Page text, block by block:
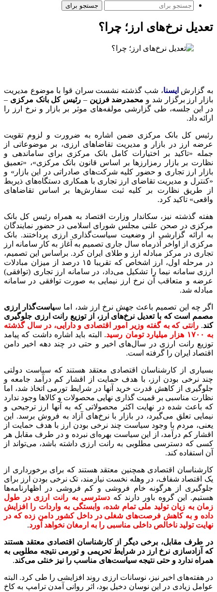
جستجو برای
تعدیل نرخ‌های ارز؛ چرا؟
به گزارش ایسنا، شب گذشته نشست سران قوا با موضوع مدیریت
بازار ارز برگزار شد و محمدرضد فرزین – رئیس کل بانک مرکزی –
در این جلسه، طی گزارشی مولفه‌های موثر بر بازار و نرخ ارز را
ارائه داد.
رئیس کل بانک مرکزی ضمن اشاره به ضرورت و لزوم تقویت
عرضه ارز در بازار و مدیریت تقاضاهای ارزی، بر موضوعاتی از
جمله «تاکید بر اختیارات کامل بانک مرکزی برای ساماندهی و
نظارت بر بازار رمزارزها بر اساس قانون بانک مرکزی»، «تعمیق
بازار ارز تجاری و حضور کلیه شرکت‌های صادراتی در این بازار» و
«کنترل و مدیریت تقاضای ارز تجاری با همکاری دستگاه‌های ذیربط
از طریق نظارت بر کلیه ثبت سفارش‌ها بر اساس تقاضاهای
واقعی» تاکید کرد.
هفته گذشته نیز، سکاندار وزارت اقتصاد به همراه رئیس کل بانک
مرکزی در صحن علنی مجلس شورای اسلامی در حضور نمایندگان
به ارائه گزارشی از وضعیت سیاست‌گذاری ارزی پرداختند. بانک
مرکزی از اواخر آذرماه سال جاری تصمیم به آغاز به کار سامانه ارز
تجاری در مرکز مبادله ارز و طلای ایران کرد. براساس این تصمیم،
در مرحله اول، ارز اشخاص که تقریبا ۱۵ درصد از میزان مبادلات
ارزی سامانه نیما را تشکیل می‌داد، در سامانه ارز تجاری (توافقی)
عرضه و متعاقب آن نرخ ارز نیمایی به صورت توافقی در سامانه
مبادله شد.
اگر چه این تصمیم باعث جهش نرخ ارز شد، اما سیاست‌گذار ارزی
مصمم است که با تعدیل نرخ‌های ارز، از توزیع رانت ارزی جلوگیری
کند. رانتی که به گفته وزیر امور اقتصادی و دارایی، در سال گذشته
به ۱۷۰۰ هزار میلیارد تومان رسید
. البته باید اشاره داشت که پیامد
توزیع رانت ارزی در سال‌های اخیر و حتی در چند دهه اخیر دامن
اقتصاد ایران را گرفته است.
بسیاری از کارشناسان اقتصادی معتقد هستند که سیاست دولتی
چند نرخی بودن ارز، با هدف حمایت از اقشار کم درآمد جامعه و
جلوگیری از کاهش قدرت خرید آنها در شرایط تورمی اتخاذ شد، اما
نظارت مناسبی بر قمیت گذاری نهایی محصولات و کالاها وجود ندارد
که باعث شده در نهایت اکثر محصولاتی که به آنها ارز ترجیحی و
نیمایی تعلق می‌گیرد، در بازار با نرخ‌های آزاد به فروش برسد. این
یعنی، مردم با وجود سیاست چند نرخی بودن ارز با هدف حمایت از
اقشار کم درآمد، از این سیاست بهره‌ای نبرده و در طرف مقابل هر
کسی که دسترسی مطلوبی به رانت ارزی داشته باشد، می‌تواند از
آن استفاده کند.
کارشناسان اقتصادی همچنین معتقد هستند که برای برخورداری از
یک اقتصاد شفاف، در وهله نخست نیازمند، تک نرخی بودن ارز برای
جلوگیری از هرگونه خام فروشی و کم فروشی در اظهارنامه‌ها
هستیم. این گروه باور دارند که دسترسی به رانت ارزی در طول
زمان به زیان تولید ملی تمام شده، وابستگی به واردات را افزایش
داده و به کاهش فرصت‌های شغلی در داخل کشور دامن زده که در
نهایت تولید ناخالص داخلی مناسبی را به ارمغان نخواهد آورد.
در طرف مقابل، برخی دیگر از کارشناسان اقتصادی معتقد هستند
که آزادسازی نرخ ارز در شرایط تحریمی و تورمی نتیجه مطلوبی به
همراه ندارد و حتی نتیجه سیاست‌های مناسب را نیز خنثی می‌کند.
در هفته‌های اخیر نیز، نوسانات ارزی روند افزایشی را طی کرد. البته
عوامل زیادی در این نوسان دخیل بود، اثر روانی آمدن ترامپ به کاخ